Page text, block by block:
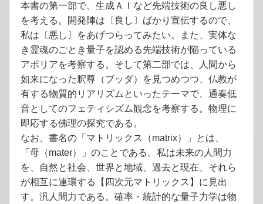
本書の第一部で、生成ＡＩなど先端技術の良し悪し
を考える。開発陣は〔良し〕ばかり宣伝するので、
私は〔悪し〕をあげつらってみたい。また、実体な
き霊魂のごとき量子を認める先端技術が陥っている
アポリアを考察する。そして第二部では、人間から
如来になった釈尊（ブッダ）を見つめつつ、仏教が
有する物質的リアリズムといったテーマで、通奏低
音としてのフェティシズム観念を考察する。物理に
即応する佛理の探究である。
なお、書名の「マトリックス（matrix）」とは、
「母（mater）」のことである。私は未来の人間力
を、自然と社会、世界と地域、過去と現在、それら
が相互に連環する【四次元マトリックス】に見出
す。汎人間力である。確率・統計的な量子力学は物